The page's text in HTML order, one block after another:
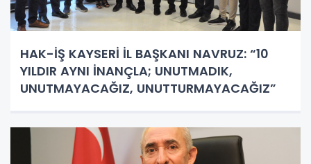
HAK-İŞ KAYSERİ İL BAŞKANI NAVRUZ: “10
YILDIR AYNI İNANÇLA; UNUTMADIK,
UNUTMAYACAĞIZ, UNUTTURMAYACAĞIZ”